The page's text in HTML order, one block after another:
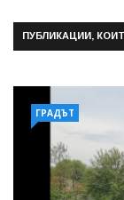
ПУБЛИКАЦИИ,
ГРАДЪТ